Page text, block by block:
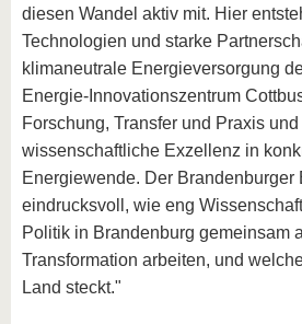
diesen Wandel aktiv mit. Hier
Technologien und starke
klimaneutrale Energieversorgung
Energie-Innovationszentrum
Forschung, Transfer und Praxis
wissenschaftliche Exzellenz in
Energiewende. Der Brandenburger
eindrucksvoll, wie eng
Politik in Brandenburg gemeinsam
Transformation arbeiten, und
Land steckt."